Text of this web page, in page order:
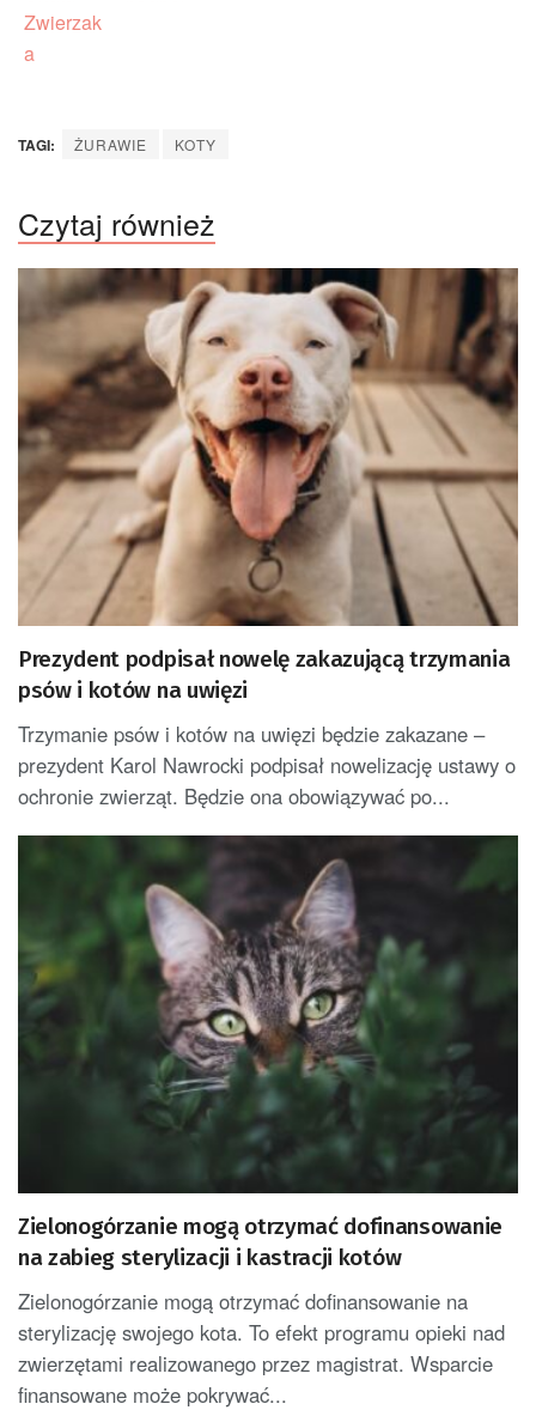
TAGI: ŻURAWIE KOTY
Czytaj również
Prezydent podpisał nowelę zakazującą trzymania
psów i kotów na uwięzi
Trzymanie psów i kotów na uwięzi będzie zakazane –
prezydent Karol Nawrocki podpisał nowelizację ustawy o
ochronie zwierząt. Będzie ona obowiązywać po...
Zielonogórzanie mogą otrzymać dofinansowanie
na zabieg sterylizacji i kastracji kotów
Zielonogórzanie mogą otrzymać dofinansowanie na
sterylizację swojego kota. To efekt programu opieki nad
zwierzętami realizowanego przez magistrat. Wsparcie
finansowane może pokrywać...